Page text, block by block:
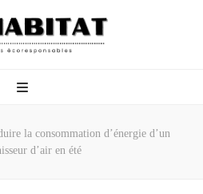
la consommation d’énergie d’un
d’air en été